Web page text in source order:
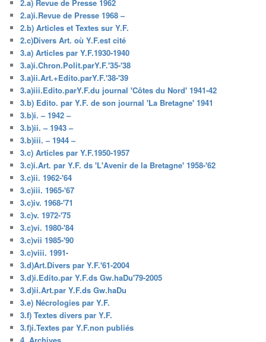
2.a) Revue de Presse 1962
2.a)i.Revue de Presse 1968 –
2.b) Articles et Textes sur Y.F.
2.c)Divers Art. où Y.F.est cité
3.a) Articles par Y.F.1930-1940
3.a)i.Chron.Polit.parY.F.'35-'38
3.a)ii.Art.+Edito.parY.F.'38-'39
3.a)iii.Edito.parY.F.du journal 'Côtes du Nord' 1941-42
3.b) Edito. par Y.F. de son journal 'La Bretagne' 1941
3.b)i. – 1942 –
3.b)ii. – 1943 –
3.b)iii. – 1944 –
3.c) Articles par Y.F.1950-1957
3.c)i.Art. par Y.F. ds 'L'Avenir de la Bretagne' 1958-'62
3.c)ii. 1962-'64
3.c)iii. 1965-'67
3.c)iv. 1968-'71
3.c)v. 1972-'75
3.c)vi. 1980-'84
3.c)vii 1985-'90
3.c)viii. 1991-
3.d)Art.Divers par Y.F.'61-2004
3.d)i.Edito.par Y.F.ds Gw.haDu'79-2005
3.d)ii.Art.par Y.F.ds Gw.haDu
3.e) Nécrologies par Y.F.
3.f) Textes divers par Y.F.
3.f)i.Textes par Y.F.non publiés